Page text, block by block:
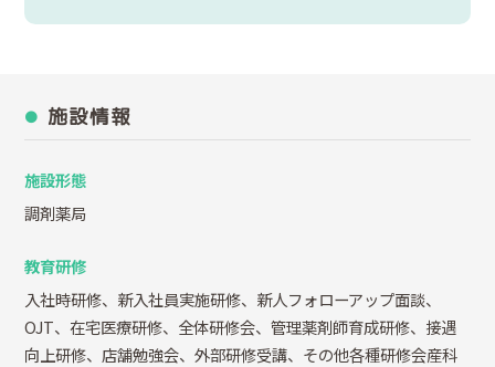
施設情報
施設形態
調剤薬局
教育研修
入社時研修、新入社員実施研修、新人フォローアップ面談、
OJT、在宅医療研修、全体研修会、管理薬剤師育成研修、接遇
向上研修、店舗勉強会、外部研修受講、その他各種研修会産科